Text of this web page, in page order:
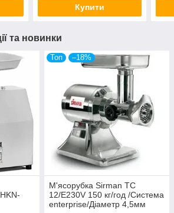
Купити
та новинки
Топ –18%
М'ясорубка Sirman ТС
12/E230V 150 кг/год /Система
enterprise/Діаметр 4,5мм